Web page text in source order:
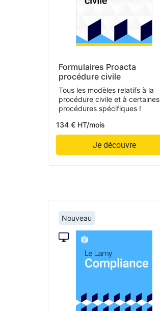
Formulaires Proacta
procédure civile
Tous les modèles relatifs à la
procédure civile et à certaines
procédures spécifiques !
134 € HT/mois
Je découvre
Nouveau